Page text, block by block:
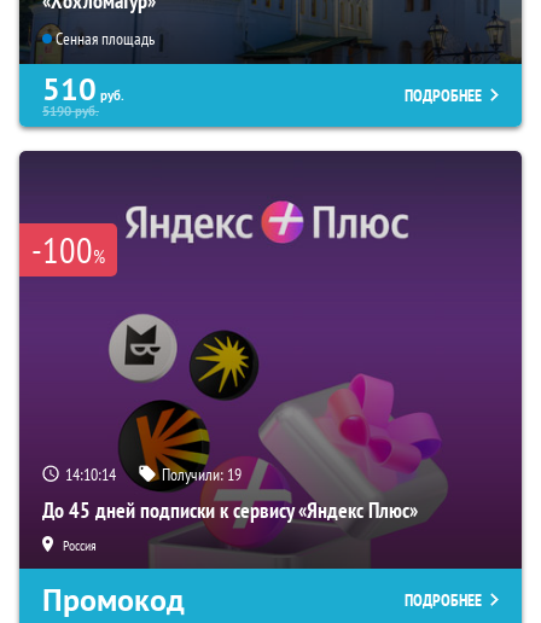
Сенная площадь
510 руб.
5190руб.
ПОДРОБНЕЕ
-100%
14:10:13 Получили: 19
До 45 дней подписки к сервису «Яндекс Плюс»
Россия
Промокод ПОДРОБНЕЕ